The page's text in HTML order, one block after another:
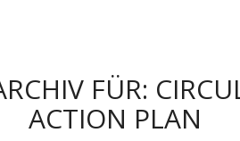
FÜR:
ACTION PLAN